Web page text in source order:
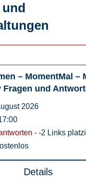
und
– MomentMal –
Fragen und
2026
- -2 Links
Details